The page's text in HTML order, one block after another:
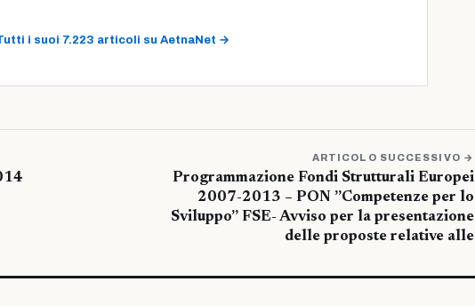
i suoi 7.223 articoli su AetnaNet →
ARTICOLO SUCCESSIVO →
Programmazione Fondi Strutturali Europei
2007-2013 – PON ”Competenze per lo
Sviluppo” FSE- Avviso per la presentazione
delle proposte relative alle